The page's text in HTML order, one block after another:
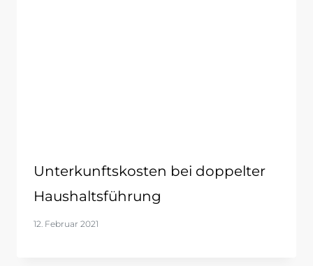
Unterkunftskosten bei doppelter
Haushaltsführung
12. Februar 2021